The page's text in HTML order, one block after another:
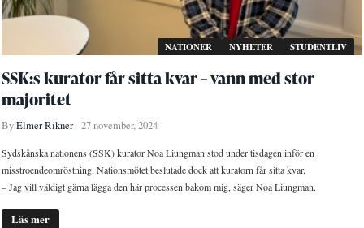
NATIONER NYHETER STUDENTLIV
SSK:s kurator får sitta kvar – vann med stor
majoritet
ByElmer Rikner 27 november, 2024
Sydskånska nationens (SSK) kurator Noa Liungman stod under tisdagen inför en
misstroendeomröstning. Nationsmötet beslutade dock att kuratorn får sitta kvar.
– Jag vill väldigt gärna lägga den här processen bakom mig, säger Noa Liungman.
Läs mer